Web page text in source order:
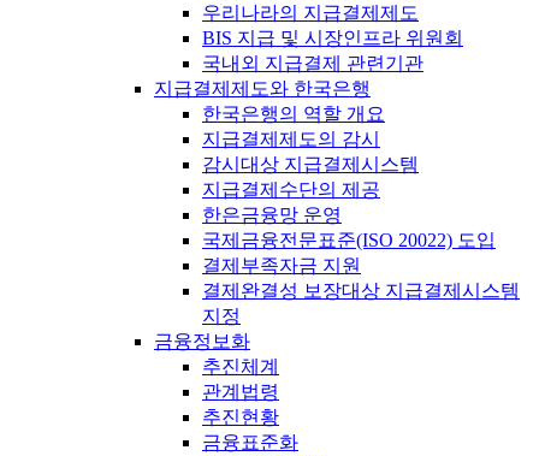
우리나라의 지급결제제도
BIS 지급 및 시장인프라 위원회
국내외 지급결제 관련기관
지급결제제도와 한국은행
한국은행의 역할 개요
지급결제제도의 감시
감시대상 지급결제시스템
지급결제수단의 제공
한은금융망 운영
국제금융전문표준(ISO 20022) 도입
결제부족자금 지원
결제완결성 보장대상 지급결제시스템
지정
금융정보화
추진체계
관계법령
추진현황
금융표준화